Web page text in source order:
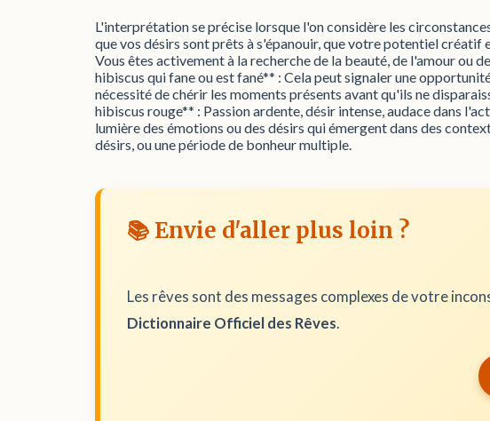
L'interprétation se précise lorsque l'on considère les
que vos désirs sont prêts à s'épanouir, que votre potentiel créatif
Vous êtes activement à la recherche de la beauté, de l'amour ou
hibiscus qui fane ou est fané** : Cela peut signaler une
nécessité de chérir les moments présents avant qu'ils ne
hibiscus rouge** : Passion ardente, désir intense, audace dans
lumière des émotions ou des désirs qui émergent dans des
désirs, ou une période de bonheur multiple.
📚 Envie d'aller plus loin ?
Les rêves sont des messages complexes de votre
Dictionnaire Officiel des Rêves.